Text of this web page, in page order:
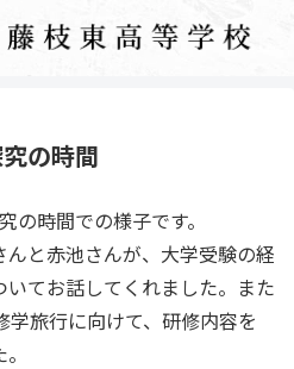
の時間
時間での様子です。
んと赤池さんが、大学受験の経
てお話してくれました。また
旅行に向けて、研修内容を